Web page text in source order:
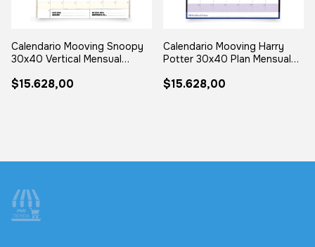
Calendario Mooving Snoopy
30x40 Vertical Mensual
$15.628,00
Calendario Mooving Harry
Potter 30x40 Plan Mensual
$15.628,00